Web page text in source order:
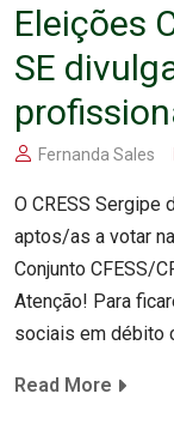
️Eleições
SE
Fernanda Sales
O CRESS
aptos/as a votar
Conjunto CFESS/
Atenção! Para
sociais em débito
Read More